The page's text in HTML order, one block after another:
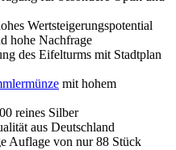
Wertsteigerungspotential
hohe Nachfrage
des Eifelturms mit Stadtplan
mit hohem
reines Silber
aus Deutschland
Auflage von nur 88 Stück